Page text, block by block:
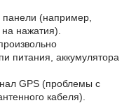
(например,
на нажатия).
питания, аккумулятора
GPS (проблемы с
кабеля).